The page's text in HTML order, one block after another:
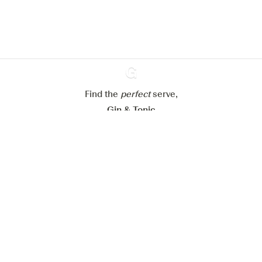
Ginventory
Find the perfectserve,
Gin & Tonic